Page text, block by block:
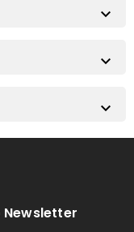



Newsletter